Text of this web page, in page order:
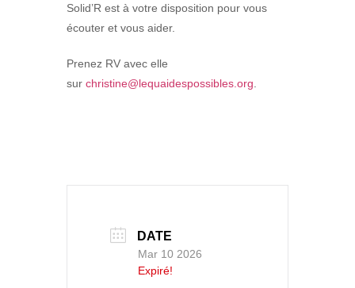
Solid’R est à votre disposition pour vous
écouter et vous aider.
Prenez RV avec elle
sur christine@lequaidespossibles.org
DATE
Mar 10 2026
Expiré!